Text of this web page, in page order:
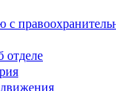
с
отделе